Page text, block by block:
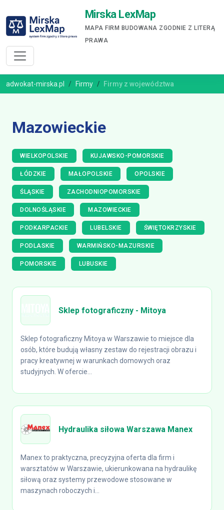
Mirska LexMap
MAPA FIRM BUDOWANA ZGODNIE Z LITERĄ
PRAWA
adwokat-mirska.pl Firmy Firmy z województwa
Mazowieckie
WIELKOPOLSKIE KUJAWSKO-POMORSKIE
ŁÓDZKIE MAŁOPOLSKIE OPOLSKIE
ŚLĄSKIE ZACHODNIOPOMORSKIE
DOLNOŚLĄSKIE MAZOWIECKIE
PODKARPACKIE LUBELSKIE ŚWIĘTOKRZYSKIE
PODLASKIE WARMIŃSKO-MAZURSKIE
POMORSKIE LUBUSKIE
Sklep fotograficzny - Mitoya
Sklep fotograficzny Mitoya w Warszawie to miejsce dla
osób, które budują własny zestaw do rejestracji obrazu i
pracy kreatywnej w warunkach domowych oraz
studyjnych. W ofercie...
Hydraulika siłowa Warszawa Manex
Manex to praktyczna, precyzyjna oferta dla firm i
warsztatów w Warszawie, ukierunkowana na hydraulikę
siłową oraz systemy przewodowe stosowane w
maszynach roboczych i...